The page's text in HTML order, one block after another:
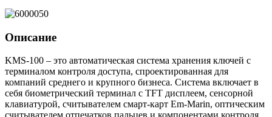
Описание
KMS-100 – это автоматическая система хранения ключей с
терминалом контроля доступа, спроектированная для
компаний среднего и крупного бизнеса. Система включает в
себя биометрический терминал с TFT дисплеем, сенсорной
клавиатурой, считывателем смарт-карт Em-Marin, оптическим